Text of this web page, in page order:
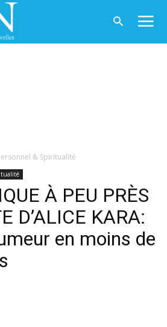
& Spiritualité
À PEU PRÈS
D’ALICE KARA:
en moins de